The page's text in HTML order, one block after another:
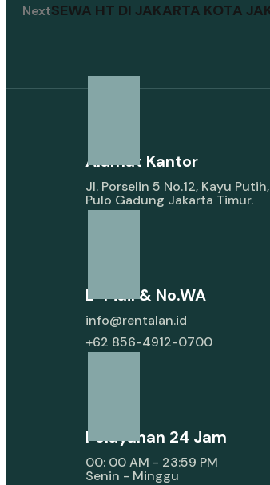
NextSEWA HT DI JAKARTA KOTA
Alamat Kantor
Jl. Porselin 5 No.12, Kayu Putih,
Pulo Gadung Jakarta Timur.
E-Mail & No.WA
info@rentalan.id
+62 856-4912-0700
Pelayanan 24 Jam
00: 00 AM - 23:59 PM
Senin - Minggu